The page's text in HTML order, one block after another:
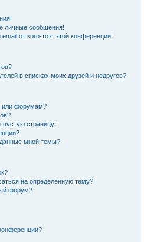
личные сообщения!
от кого-то с этой конференции!
в списках моих друзей и недругов?
или форумам?
пустую страницу!
мной темы?
на определённую тему?
форум?